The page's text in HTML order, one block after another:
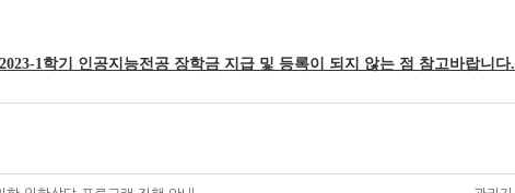
1학기 인공지능전공 장학금 지급 및 등록이 되지 않는 점 참고바랍니다.